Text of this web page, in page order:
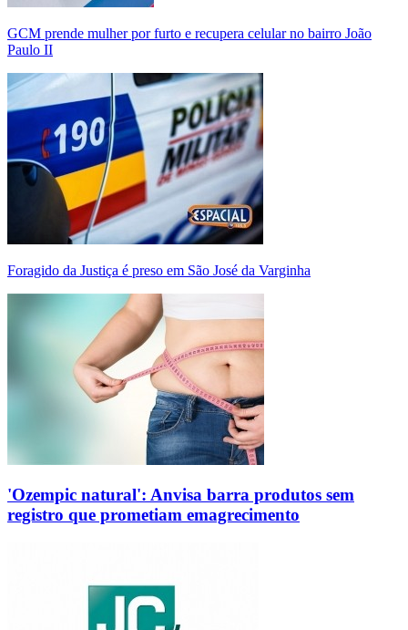
GCM prende mulher por furto e recupera celular no bairro João
Paulo II
Foragido da Justiça é preso em São José da Varginha
'Ozempic natural': Anvisa barra produtos sem
registro que prometiam emagrecimento